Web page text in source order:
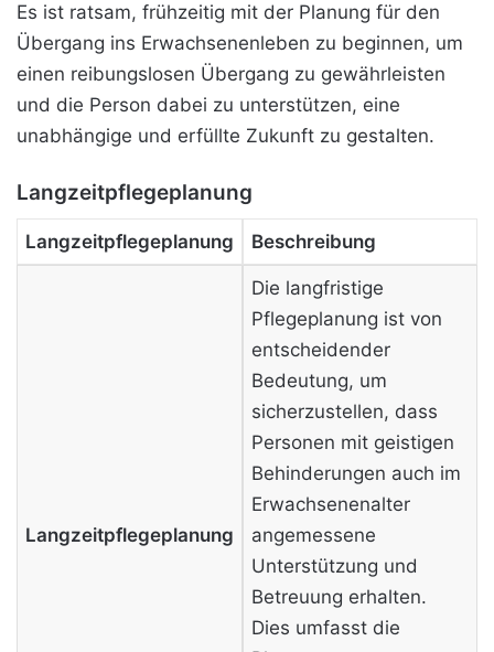
Es ist ratsam, frühzeitig mit der Planung für den
Übergang ins Erwachsenenleben zu beginnen, um
einen reibungslosen Übergang zu gewährleisten
und die Person dabei zu unterstützen, eine
unabhängige und erfüllte Zukunft zu gestalten.
Langzeitpflegeplanung
Langzeitpflegeplanung Beschreibung
Langzeitpflegeplanung
Die langfristige
Pflegeplanung ist von
entscheidender
Bedeutung, um
sicherzustellen, dass
Personen mit geistigen
Behinderungen auch im
Erwachsenenalter
angemessene
Unterstützung und
Betreuung erhalten.
Dies umfasst die